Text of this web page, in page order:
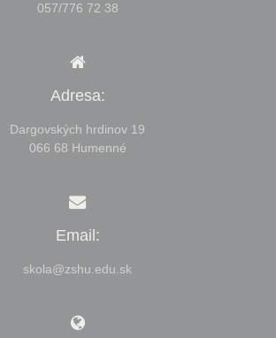
057/776 72 38
Adresa:
Dargovských hrdinov 19
066 68 Humenné
Email:
skola@zshu.edu.sk